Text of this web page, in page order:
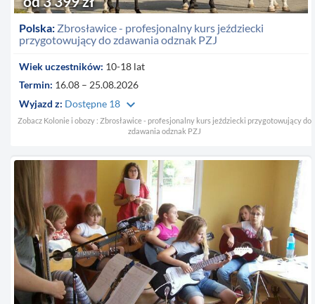
Polska: Zbrosławice - profesjonalny kurs jeździecki
przygotowujący do zdawania odznak PZJ
Wiek uczestników: 10-18 lat
Termin: 16.08 – 25.08.2026
Wyjazd z: Dostępne 18 keyboard_arrow_down
Zobacz Kolonie i obozy : Zbrosławice - profesjonalny kurs jeździecki przygotowujący do
zdawania odznak PZJ